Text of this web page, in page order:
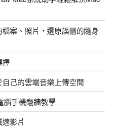
案、照片，還原誤刪的隨身
擇
己的雲端音樂上傳空間
腦手機翻牆教學
影片